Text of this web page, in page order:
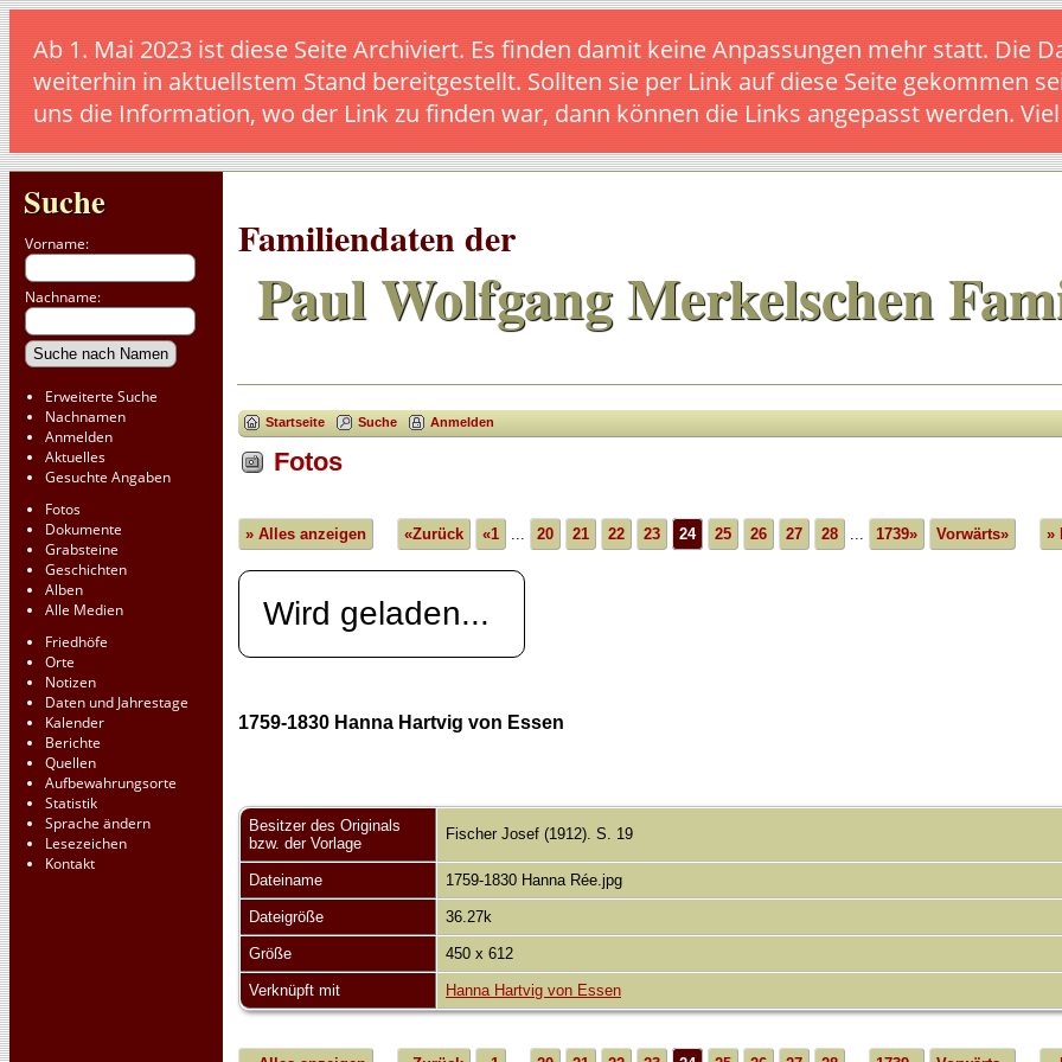
Ab 1. Mai 2023 ist diese Seite Archiviert. Es finden damit keine Anpassungen mehr statt. Die
weiterhin in aktuellstem Stand bereitgestellt. Sollten sie per Link auf diese Seite gekommen
uns die Information, wo der Link zu finden war, dann können die Links angepasst werden.
Suche
Vorname:
Nachname:
Erweiterte Suche
Nachnamen
Anmelden
Aktuelles
Gesuchte Angaben
Fotos
Dokumente
Grabsteine
Geschichten
Alben
Alle Medien
Friedhöfe
Orte
Notizen
Daten und Jahrestage
Kalender
Berichte
Quellen
Aufbewahrungsorte
Statistik
Sprache ändern
Lesezeichen
Kontakt
Familiendaten der
Paul Wolfgang Merkelschen
Startseite Suche Anmelden
Fotos
» Alles anzeigen «Zurück «1 ... 20 21 22 23 24 25 26 27 28 ... 1739» Vorwärts» »
Wird geladen...
1759-1830 Hanna Hartvig von Essen
Besitzer des Originals
bzw. der Vorlage
Fischer Josef (1912). S. 19
Dateiname 1759-1830 Hanna Rée.jpg
Dateigröße 36.27k
Größe 450 x 612
Verknüpft mit Hanna Hartvig von Essen